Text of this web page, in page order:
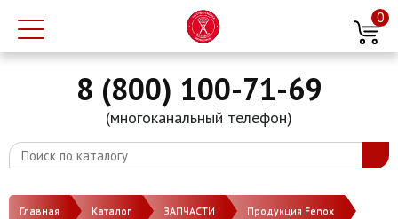
0
8 (800) 100-71-69
(многоканальный телефон)
Главная Каталог ЗАПЧАСТИ Продукция Fenox